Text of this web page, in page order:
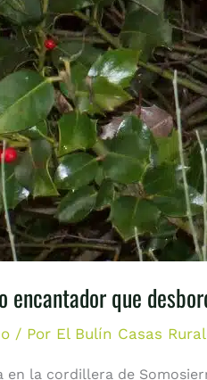
encantador que
/ Por El Bulín Casas
en la cordillera de